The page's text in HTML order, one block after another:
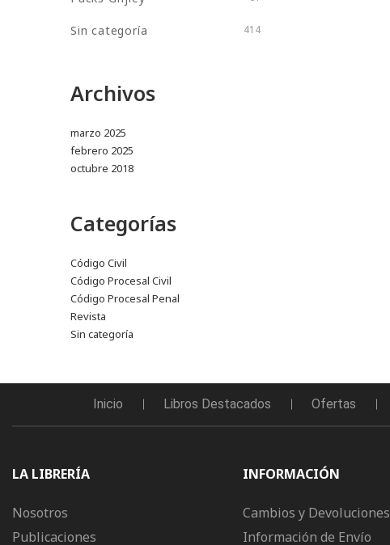
Sin categoría 414
Archivos
marzo 2025
febrero 2025
octubre 2018
Categorías
Código Civil
Código Procesal Civil
Código Procesal Penal
Revista
Sin categoría
Inicio Libros Destacados Ofertas
LA LIBRERÍA
Nosotros
Publicaciones
INFORMACIÓN
Cambios y Devoluciones
Información de Envío